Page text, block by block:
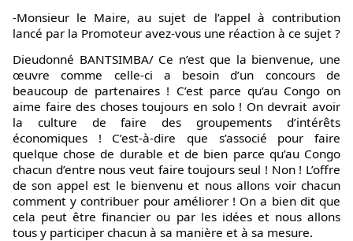
-Monsieur le Maire, au sujet de l’appel à contribution
lancé par la Promoteur avez-vous une réaction à ce sujet ?
Dieudonné BANTSIMBA/ Ce n’est que la bienvenue, une
œuvre comme celle-ci a besoin d’un concours de
beaucoup de partenaires ! C’est parce qu’au Congo on
aime faire des choses toujours en solo ! On devrait avoir
la culture de faire des groupements d’intérêts
économiques ! C’est-à-dire que s’associé pour faire
quelque chose de durable et de bien parce qu’au Congo
chacun d’entre nous veut faire toujours seul ! Non ! L’offre
de son appel est le bienvenu et nous allons voir chacun
comment y contribuer pour améliorer ! On a bien dit que
cela peut être financier ou par les idées et nous allons
tous y participer chacun à sa manière et à sa mesure.